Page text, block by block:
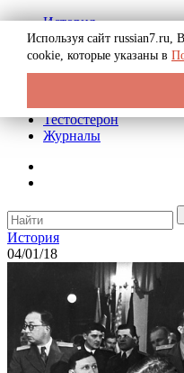
История
Биография
Криминал
Реклама на сайте
Тестостерон
Журналы
История
04/01/18
Используя сайт russian7.ru,
cookie, которые указаны в